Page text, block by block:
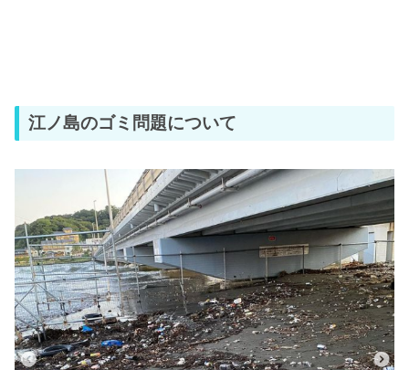
江ノ島のゴミ問題について